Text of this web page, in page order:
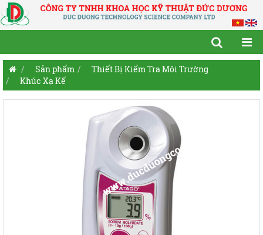
Sản phẩm
Thiết Bị Kiểm Tra Môi Trường
Khúc Xạ Kế